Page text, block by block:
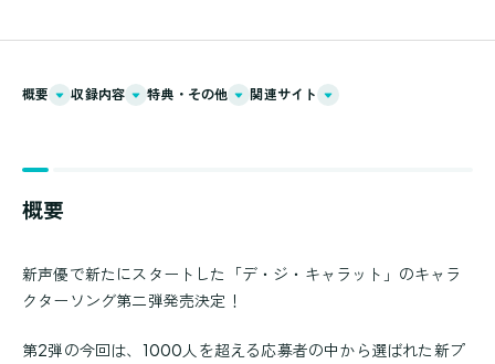
概要 収録内容 特典・その他 関連サイト
概要
新声優で新たにスタートした「デ・ジ・キャラット」のキャラ
クターソング第二弾発売決定！
第2弾の今回は、1000人を超える応募者の中から選ばれた新プ